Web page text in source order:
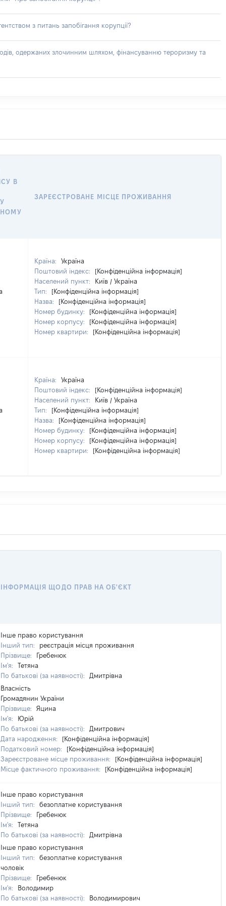
з питань запобігання корупції?
одержаних злочинним шляхом, фінансуванню тероризму та
В
ЗАРЕЄСТРОВАНЕ МІСЦЕ ПРОЖИВАННЯ
Країна:
Україна
Поштовий індекс:
[Конфіденційна інформація]
Населений пункт:
Київ / Україна
Тип:
[Конфіденційна інформація]
Назва:
[Конфіденційна інформація]
Номер будинку:
[Конфіденційна інформація]
Номер корпусу:
[Конфіденційна інформація]
Номер квартири:
[Конфіденційна інформація]
Країна:
Україна
Поштовий індекс:
[Конфіденційна інформація]
Населений пункт:
Київ / Україна
Тип:
[Конфіденційна інформація]
Назва:
[Конфіденційна інформація]
Номер будинку:
[Конфіденційна інформація]
Номер корпусу:
[Конфіденційна інформація]
Номер квартири:
[Конфіденційна інформація]
ІНФОРМАЦІЯ ЩОДО ПРАВ НА ОБ'ЄКТ
Інше право користування
Інший тип:
реєстрація місця проживання
Прізвище:
Гребенюк
Ім'я:
Тетяна
По батькові (за наявності):
Дмитрівна
Власність
Громадянин України
Прізвище:
Яцина
Ім'я:
Юрій
По батькові (за наявності):
Дмитрович
Дата народження:
[Конфіденційна інформація]
Податковий номер:
[Конфіденційна інформація]
Зареєстроване місце проживання:
[Конфіденційна інформація]
Місце фактичного проживання:
[Конфіденційна інформація]
Інше право користування
Інший тип:
безоплатне користування
Прізвище:
Гребенюк
Ім'я:
Тетяна
По батькові (за наявності):
Дмитрівна
Інше право користування
Інший тип:
безоплатне користування
чоловік
Прізвище:
Гребенюк
Ім'я:
Володимир
По батькові (за наявності):
Володимирович